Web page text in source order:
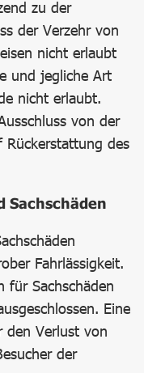
zu der
der Verzehr von
nicht erlaubt
und jegliche Art
nicht erlaubt.
von der
Rückerstattung des
Sachschäden
Fahrlässigkeit.
für Sachschäden
Eine
den Verlust von
der